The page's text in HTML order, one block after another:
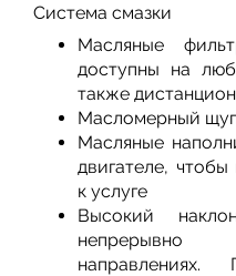
Система смазки
Масляные
доступны на
также
Масломерный
Масляные
двигателе,
к услуге
Высокий